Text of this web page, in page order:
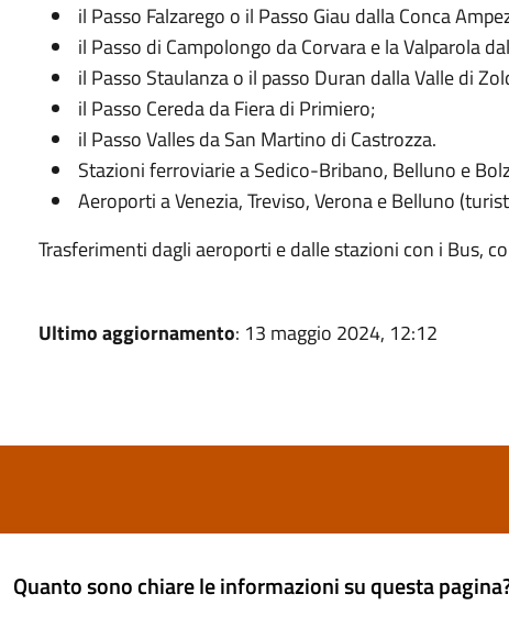
il Passo Falzarego o il Passo Giau dalla Conca
il Passo di Campolongo da Corvara e la Valparola
il Passo Staulanza o il passo Duran dalla Valle di
il Passo Cereda da Fiera di Primiero;
il Passo Valles da San Martino di Castrozza.
Stazioni ferroviarie a Sedico-Bribano, Belluno e
Aeroporti a Venezia, Treviso, Verona e Belluno
Trasferimenti dagli aeroporti e dalle stazioni con i Bus,
Ultimo aggiornamento: 13 maggio 2024, 12:12
Quanto sono chiare le informazioni su questa